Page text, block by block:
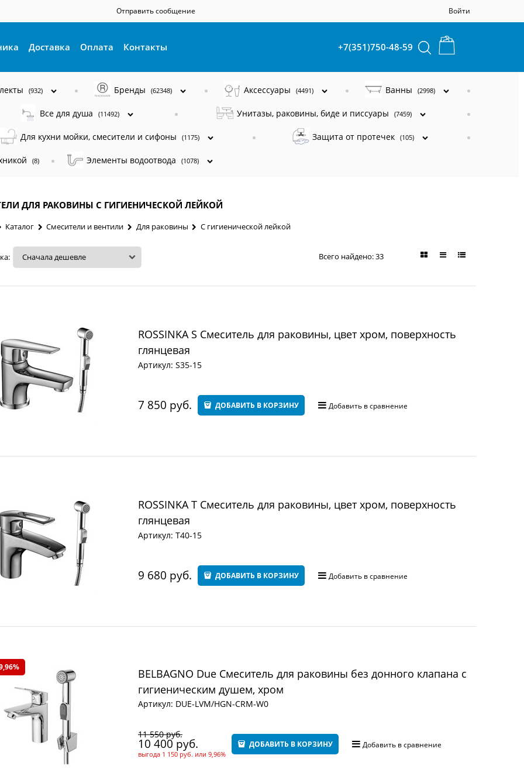
Отправить сообщение Войти
Доставка Оплата Контакты +7(351)750-48-59
(932) Бренды (62348) Аксессуары (4491) Ванны (2998)
Все для душа (11492) Унитазы, раковины, биде и писсуары (7459)
Для кухни мойки, смесители и сифоны (1175) Защита от протечек (105)
(8) Элементы водоотвода (1078)
ДЛЯ РАКОВИНЫ С ГИГИЕНИЧЕСКОЙ ЛЕЙКОЙ
Каталог Смесители и вентили Для раковины С гигиенической лейкой
Всего найдено:33
ROSSINKA S Смеситель для раковины, цвет хром, поверхность
глянцевая
Артикул: S35-15
7 850 руб. ДОБАВИТЬ В КОРЗИНУ Добавить в сравнение
ROSSINKA T Смеситель для раковины, цвет хром, поверхность
глянцевая
Артикул: T40-15
9 680 руб. ДОБАВИТЬ В КОРЗИНУ Добавить в сравнение
BELBAGNO Due Смеситель для раковины без донного клапана с
гигиеническим душем, хром
Артикул: DUE-LVM/HGN-CRM-W0
11 550 руб.
10 400 руб.
выгода 1 150 руб. или 9,96%
ДОБАВИТЬ В КОРЗИНУ Добавить в сравнение